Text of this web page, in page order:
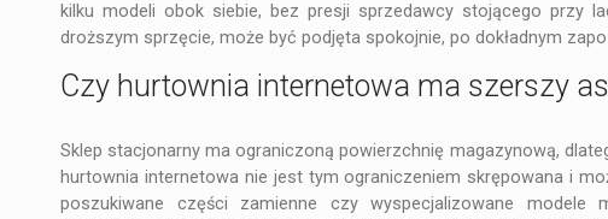
kilku modeli obok siebie, bez presji sprzedawcy stojącego przy
droższym sprzęcie, może być podjęta spokojnie, po dokładnym
Czy hurtownia internetowa ma szerszy
Sklep stacjonarny ma ograniczoną powierzchnię magazynową,
hurtownia internetowa nie jest tym ograniczeniem skrępowana i
poszukiwane części zamienne czy wyspecjalizowane modele